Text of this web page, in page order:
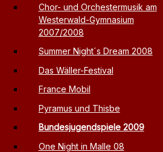
Chor- und Orchestermusik am
Westerwald-Gymnasium
2007/2008
Summer Night´s Dream 2008
Das Wäller-Festival
France Mobil
Pyramus und Thisbe
Bundesjugendspiele 2009
One Night in Malle 08